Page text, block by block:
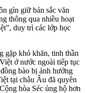
gìn giữ bản sắc văn
thông qua nhiều hoạt
duy trì các lớp học
gặp khó khăn, tinh thần
ở nước ngoài tiếp tục
bào bị ảnh hưởng
tại châu Âu đã quyên
hòa Séc ủng hộ hơn